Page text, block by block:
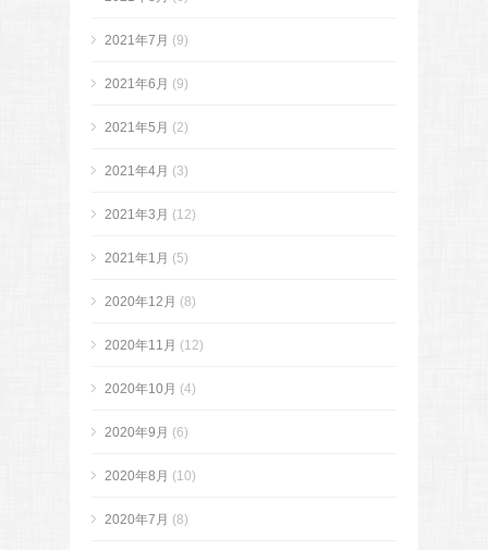
2021年7月 (9)
2021年6月 (9)
2021年5月 (2)
2021年4月 (3)
2021年3月 (12)
2021年1月 (5)
2020年12月 (8)
2020年11月 (12)
2020年10月 (4)
2020年9月 (6)
2020年8月 (10)
2020年7月 (8)